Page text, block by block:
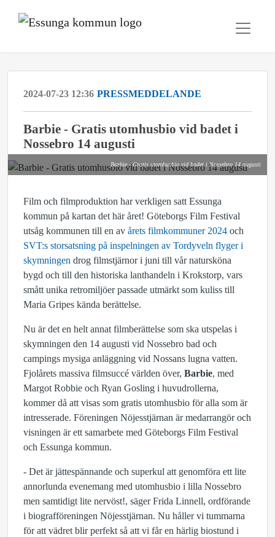
2024-07-23 12:36 PRESSMEDDELANDE
Barbie - Gratis utomhusbio vid badet i
Nossebro 14 augusti
Barbie - Gratis utomhusbio vid badet i Nossebro 14 augusti
Film och filmproduktion har verkligen satt Essunga
kommun på kartan det här året! Göteborgs Film Festival
utsåg kommunen till en av årets filmkommuner 2024 och
SVT:s storsatsning på inspelningen av Tordyveln flyger i
skymningen drog filmstjärnor i juni till vår natursköna
bygd och till den historiska lanthandeln i Krokstorp, vars
smått unika retromiljöer passade utmärkt som kuliss till
Maria Gripes kända berättelse.
Nu är det en helt annat filmberättelse som ska utspelas i
skymningen den 14 augusti vid Nossebro bad och
campings mysiga anläggning vid Nossans lugna vatten.
Fjolårets massiva filmsuccé världen över, Barbie, med
Margot Robbie och Ryan Gosling i huvudrollerna,
kommer då att visas som gratis utomhusbio för alla som är
intresserade. Föreningen Nöjesstjärnan är medarrangör och
visningen är ett samarbete med Göteborgs Film Festival
och Essunga kommun.
- Det är jättespännande och superkul att genomföra ett lite
annorlunda evenemang med utomhusbio i lilla Nossebro
men samtidigt lite nervöst!, säger Frida Linnell, ordförande
i biografföreningen Nöjesstjärnan. Nu håller vi tummarna
för att vädret blir perfekt så att vi får en härlig biostund i